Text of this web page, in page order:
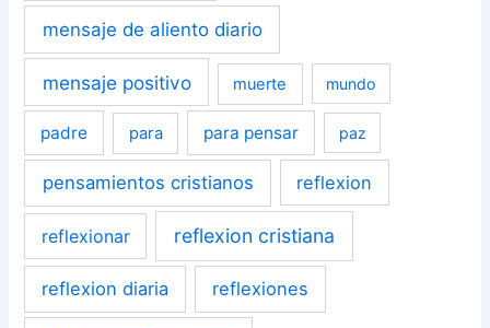
mensaje de aliento diario
mensaje positivo muerte mundo
padre para para pensar paz
pensamientos cristianos reflexion
reflexionar reflexion cristiana
reflexion diaria reflexiones